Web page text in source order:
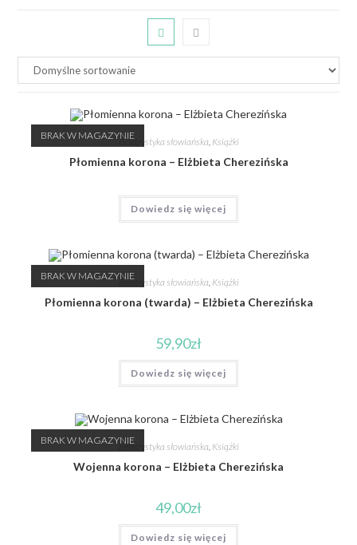
BRAK W MAGAZYNIE
Beletrystyka słowiańska, Książki
Płomienna korona – Elżbieta Cherezińska
Dowiedz się więcej
BRAK W MAGAZYNIE
Beletrystyka słowiańska, Książki
Płomienna korona (twarda) – Elżbieta Cherezińska
59,90zł
Dowiedz się więcej
BRAK W MAGAZYNIE
Beletrystyka słowiańska, Książki
Wojenna korona – Elżbieta Cherezińska
49,00zł
Dowiedz się więcej